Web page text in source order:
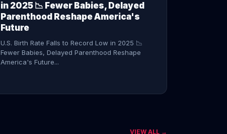
in 2025 📉 Fewer Babies, Delayed
Parenthood Reshape America's
Future
U.S. Birth Rate Falls to Record Low in 2025 📉
Fewer Babies, Delayed Parenthood Reshape
America's Future...
VIEW ALL →